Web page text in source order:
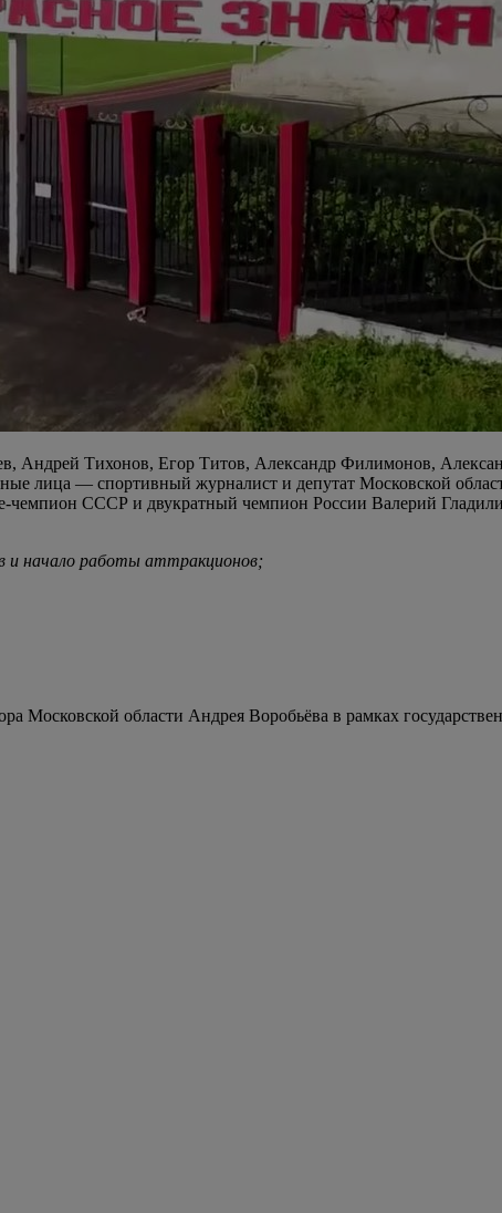
Андрей Тихонов, Егор Титов, Александр Филимонов,
лица — спортивный журналист и депутат Московской
чемпион СССР и двукратный чемпион России Валерий
и начало работы аттракционов;
Московской области Андрея Воробьёва в рамках